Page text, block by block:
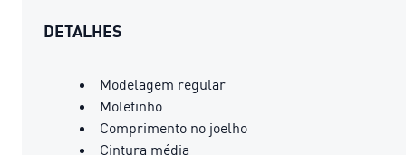
DETALHES
Modelagem regular
Moletinho
Comprimento no joelho
Cintura média